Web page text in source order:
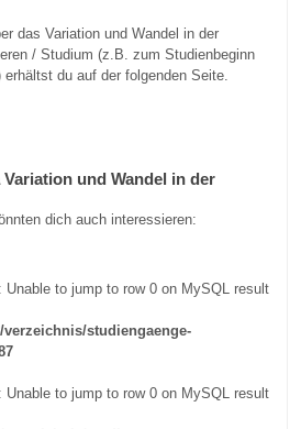
das Variation und Wandel in der
/ Studium (z.B. zum Studienbeginn
du auf der folgenden Seite.
und Wandel in der
dich auch interessieren:
Unable to jump to row 0 on MySQL result
studiengaenge-
Unable to jump to row 0 on MySQL result